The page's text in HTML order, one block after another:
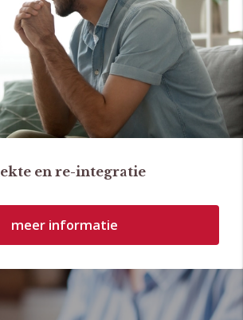
en re-integratie
meer informatie